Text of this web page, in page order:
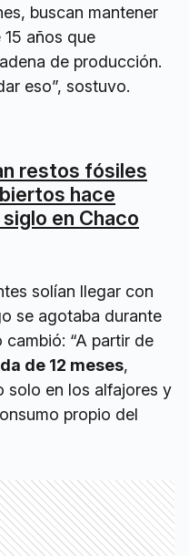
buscan mantener
años que
de producción.
eso”, sostuvo.
restos fósiles
hace
en Chaco
solían llegar con
se agotaba durante
“A partir de
de 12 meses,
solo en los alfajores y
propio del